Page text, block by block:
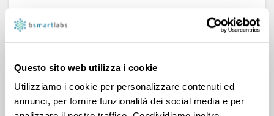
Questo sito web utilizza i cookie
Utilizziamo i cookie per personalizzare contenuti ed
annunci, per fornire funzionalità dei social media e per
Ho frequentato uno specifico corso promossa da
AID (associazione italiana dislessia) ottenendo la
qualifica di tutor dell'apprendimento; inoltre ho
inerenti ai disturbi dell'apprendimento.
Mi chiamo Michela, insegno lettere (italiano, storia e
geografia, greco e latino). Da alcuni anni sono docente